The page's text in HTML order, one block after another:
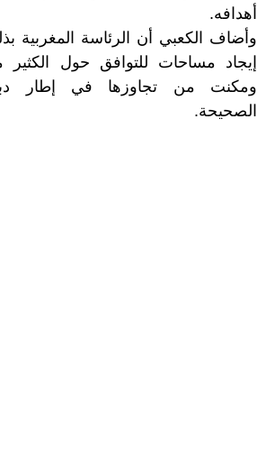
أهدافه.
وأضاف الكعبي أن الرئاسة المغربية
إيجاد مساحات للتوافق حول الكثير
ومكنت من تجاوزها في إطار
الصحيحة.